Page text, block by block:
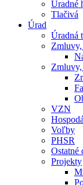
Úradné
Tlačivá
Úrad
Úradná
VZN
Voľby
PHSR
Ostatné
Projekty